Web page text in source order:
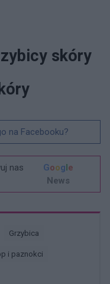
skóry
na Facebooku?
nas
Google
News
Grzybica
i paznokci